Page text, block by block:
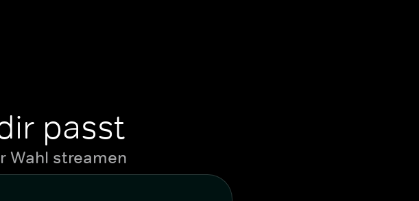
passt
Wahl streamen